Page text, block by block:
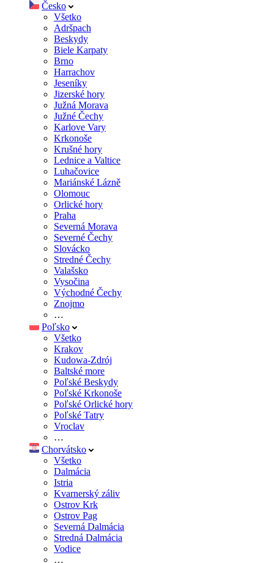
Česko
Všetko
Adršpach
Beskydy
Biele Karpaty
Brno
Harrachov
Jeseníky
Jizerské hory
Južná Morava
Južné Čechy
Karlove Vary
Krkonoše
Krušné hory
Lednice a Valtice
Luhačovice
Mariánské Lázně
Olomouc
Orlické hory
Praha
Severná Morava
Severné Čechy
Slovácko
Stredné Čechy
Valašsko
Vysočina
Východné Čechy
Znojmo
…
Poľsko
Všetko
Krakov
Kudowa-Zdrój
Baltské more
Poľské Beskydy
Poľské Krkonoše
Poľské Orlické hory
Poľské Tatry
Vroclav
…
Chorvátsko
Všetko
Dalmácia
Istria
Kvarnerský záliv
Ostrov Krk
Ostrov Pag
Severná Dalmácia
Stredná Dalmácia
Vodice
…